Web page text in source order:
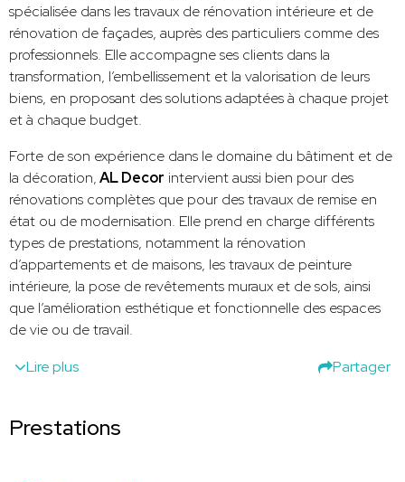
spécialisée dans les travaux de rénovation intérieure et de
rénovation de façades, auprès des particuliers comme des
professionnels. Elle accompagne ses clients dans la
transformation, l’embellissement et la valorisation de leurs
biens, en proposant des solutions adaptées à chaque projet
et à chaque budget.
Forte de son expérience dans le domaine du bâtiment et de
la décoration,AL Decor intervient aussi bien pour des
rénovations complètes que pour des travaux de remise en
état ou de modernisation. Elle prend en charge différents
types de prestations, notamment la rénovation
d’appartements et de maisons, les travaux de peinture
intérieure, la pose de revêtements muraux et de sols, ainsi
que l’amélioration esthétique et fonctionnelle des espaces
de vie ou de travail.
Lire plus
Partager
Prestations